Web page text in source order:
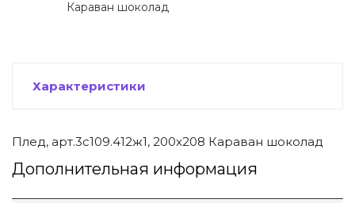
Караван шоколад
Характеристики
Плед, арт.3с109.412ж1, 200x208 Караван шоколад
Дополнительная информация